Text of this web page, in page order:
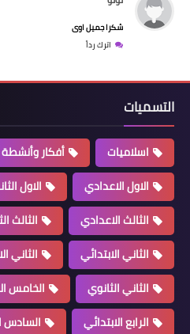
شكرا جميل اوى
اترك رداً
التسميات
اسلاميات أفكار وأنشطة
الاول الاعدادي
الاول
الثالث الاعدادي
الثالث
الثاني الابتدائي
الثاني
الثاني الثانوي
الخامس
الرابع الابتدائي
السادس